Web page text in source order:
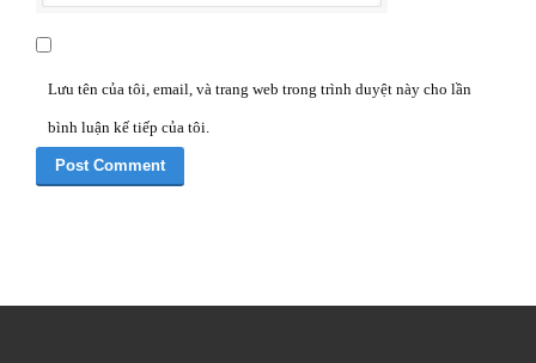
Lưu tên của tôi, email, và trang web trong trình duyệt này cho lần
bình luận kế tiếp của tôi.